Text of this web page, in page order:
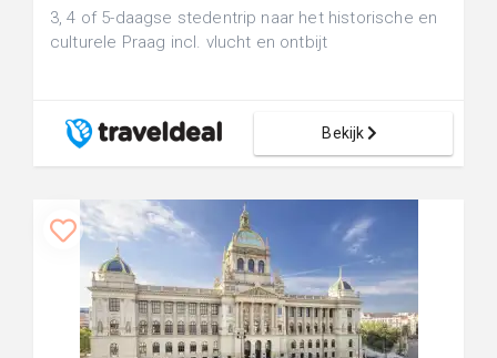
3, 4 of 5-daagse stedentrip naar het historische en
culturele Praag incl. vlucht en ontbijt
Bekijk